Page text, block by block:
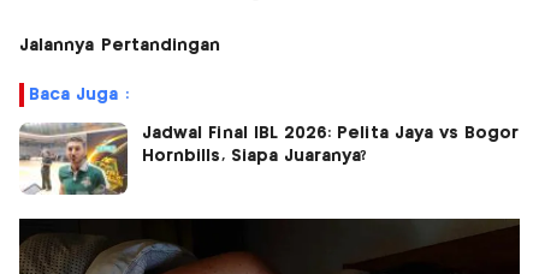
Jalannya Pertandingan
Baca Juga :
Jadwal Final IBL 2026: Pelita Jaya vs Bogor
Hornbills, Siapa Juaranya?